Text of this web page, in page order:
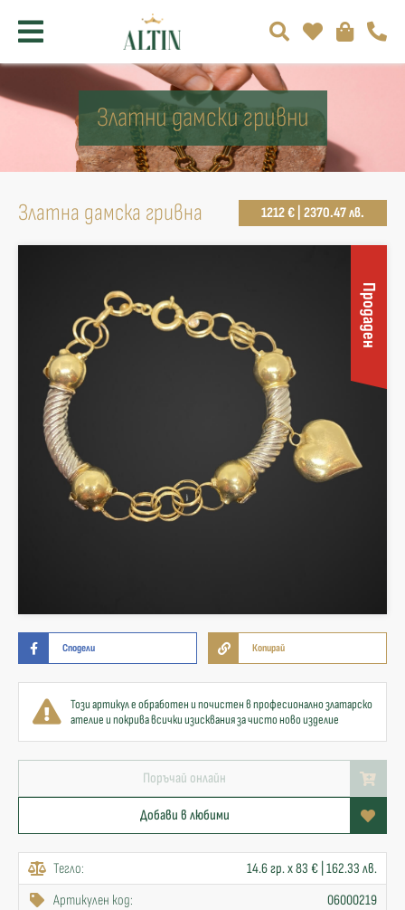
Златни дамски гривни
Златна дамска гривна 1212 € | 2370.47 лв.
Продаден
Сподели Копирай
Този артикул е обработен и почистен в професионално златарско
ателие и покрива всички изисквания за чисто ново изделие
Поръчай онлайн
Добави в любими
Тегло:
14.6 гр. x 83 € | 162.33 лв.
Артикулен код:
06000219